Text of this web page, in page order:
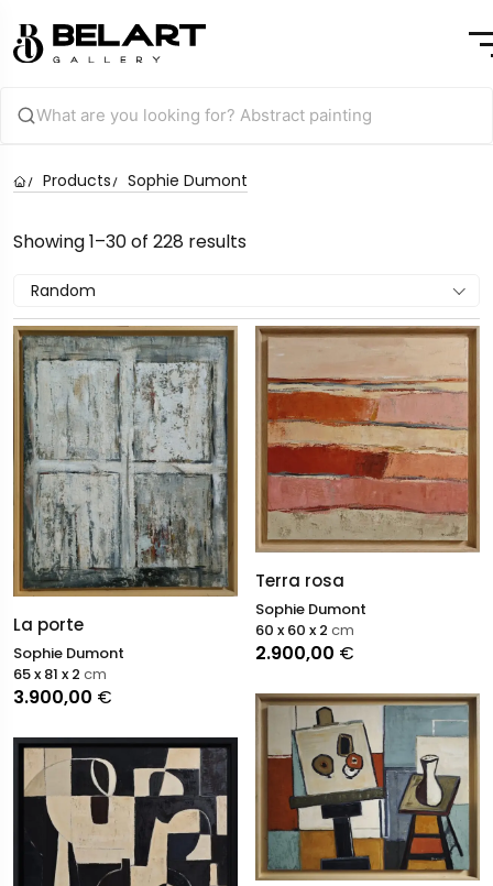
Products Sophie Dumont
Showing 1–30 of 228 results
Random
La porte
Sophie Dumont
3.900,00 €
65 x 81 x 2 cm
Terra rosa
Sophie Dumont
2.900,00 €
60 x 60 x 2 cm